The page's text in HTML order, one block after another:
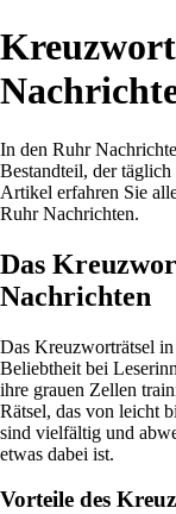
In den Ruhr
Bestandteil, der täglich
Artikel erfahren Sie
Ruhr Nachrichten.
Das
Nachrichten
Das Kreuzworträtsel
Beliebtheit bei
ihre grauen Zellen
Rätsel, das von leicht
sind vielfältig und
etwas dabei ist.
Vorteile des